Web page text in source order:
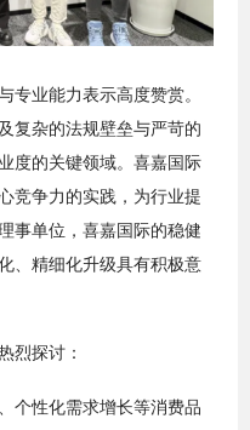
业能力表示高度赞赏。
复杂的法规壁垒与严苛的
度的关键领域。喜嘉国际
竞争力的实践，为行业提
事单位，喜嘉国际的稳健
、精细化升级具有积极意
探讨：
性化需求增长等消费品